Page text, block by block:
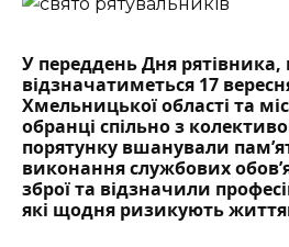
У переддень Дня
відзначатиметься 17
Хмельницької області та
обранці спільно з
порятунку вшанували
виконання службових
зброї та відзначили
які щодня ризикують